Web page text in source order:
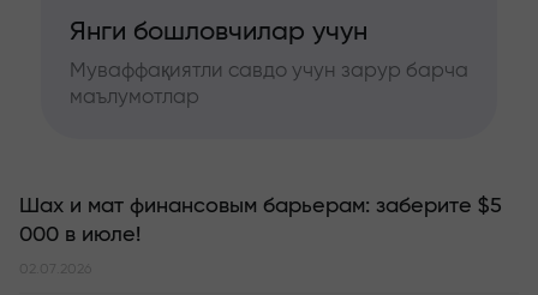
Янги бошловчилар учун
Муваффақиятли савдо учун зарур барча
маълумотлар
Шах и мат финансовым барьерам: заберите $5
000 в июле!
02.07.2026